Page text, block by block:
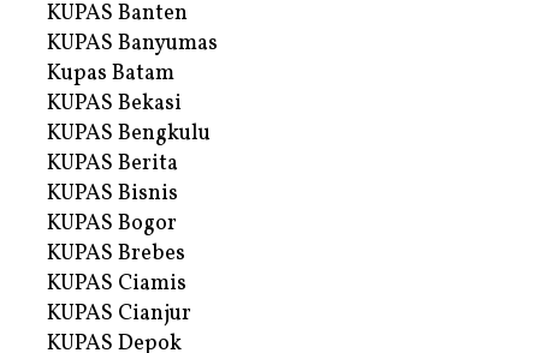
KUPAS Banten
KUPAS Banyumas
Kupas Batam
KUPAS Bekasi
KUPAS Bengkulu
KUPAS Berita
KUPAS Bisnis
KUPAS Bogor
KUPAS Brebes
KUPAS Ciamis
KUPAS Cianjur
KUPAS Depok